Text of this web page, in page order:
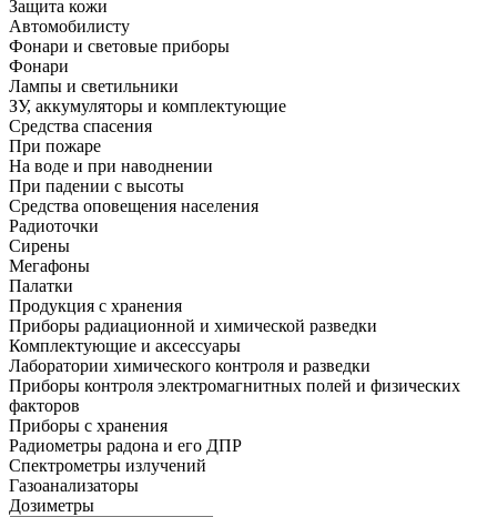
Защита кожи
Автомобилисту
Фонари и световые приборы
Фонари
Лампы и светильники
ЗУ, аккумуляторы и комплектующие
Средства спасения
При пожаре
На воде и при наводнении
При падении с высоты
Средства оповещения населения
Радиоточки
Сирены
Мегафоны
Палатки
Продукция с хранения
Приборы радиационной и химической разведки
Комплектующие и аксессуары
Лаборатории химического контроля и разведки
Приборы контроля электромагнитных полей и физических
факторов
Приборы с хранения
Радиометры радона и его ДПР
Спектрометры излучений
Газоанализаторы
Дозиметры